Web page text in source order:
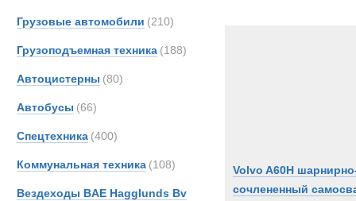
Грузовые автомобили (210)
Грузоподъемная техника (188)
Автоцистерны (80)
Автобусы (66)
Спецтехника (400)
Коммунальная техника (108)
Вездеходы BAE Hagglunds Bv
Volvo A60H
сочлененный